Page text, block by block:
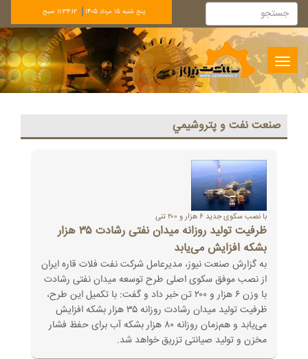
پنج شنبه 15 مرداد 1405 11:34:13 صبح
Toggle
navigation
صنعت نفت و پتروشيمي
با نصب سکوی جدید ۶ هزار و ۲۰۰ تنی
ظرفیت تولید روزانه میدان نفتی رشادت ۳۵ هزار
بشکه‌ افزایش می‌یابد
به گزارش صنعت نیوز، مدیرعامل شرکت نفت فلات قاره ایران
از نصب موفق سکوی اصلی طرح توسعه میدان نفتی رشادت
با وزن ۶ هزار و ۲۰۰ تن خبر داد و گفت: با تکمیل این طرح،
ظرفیت تولید میدان رشادت روزانه ۳۵ هزار بشکه افزایش
می‌یابد و هم‌زمان روزانه ۸۰ هزار بشکه آب برای حفظ فشار
مخزن و تولید صیانتی تزریق خواهد شد.